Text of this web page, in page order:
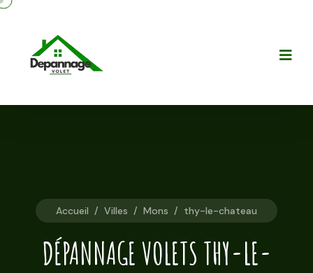
Accueil / Villes / Mons / thy-le-chateau
DÉPANNAGE VOLETS THY-LE-